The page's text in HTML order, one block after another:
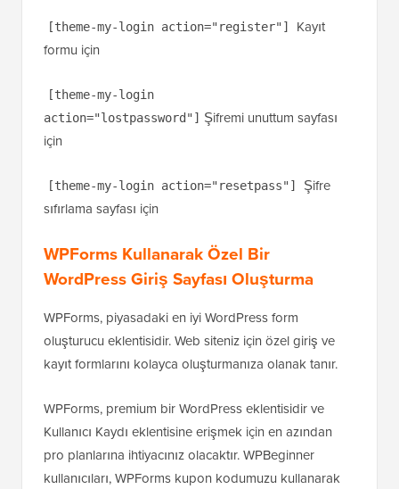
[theme-my-login action="register"]
Kayıt
formu için
[theme-my-login
action="lostpassword"] Şifremi unuttum sayfası
için
[theme-my-login action="resetpass"]
Şifre
sıfırlama sayfası için
WPForms Kullanarak Özel Bir
WordPress Giriş Sayfası Oluşturma
WPForms, piyasadaki en iyi WordPress form
oluşturucu eklentisidir. Web siteniz için özel giriş ve
kayıt formlarını kolayca oluşturmanıza olanak tanır.
WPForms, premium bir WordPress eklentisidir ve
Kullanıcı Kaydı eklentisine erişmek için en azından
pro planlarına ihtiyacınız olacaktır. WPBeginner
kullanıcıları, WPForms kupon kodumuzu kullanarak